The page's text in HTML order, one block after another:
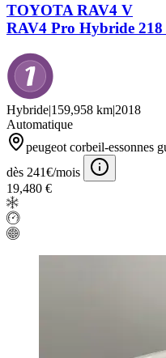
TOYOTA RAV4 V
RAV4 Pro Hybride
Hybride|159,958 km|2018
Automatique
peugeot corbeil-essonnes
dès 241€/mois
19,480 €